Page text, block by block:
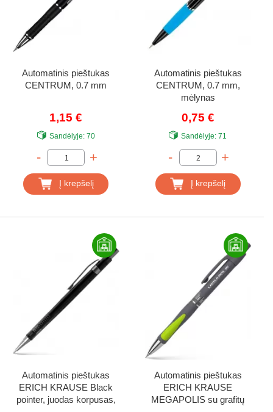
Automatinis pieštukas
CENTRUM, 0.7 mm
1,15 €
Sandėlyje:70
- +
Į krepšelį
Automatinis pieštukas
CENTRUM, 0.7 mm,
mėlynas
0,75 €
Sandėlyje: 71
- +
Į krepšelį
Automatinis pieštukas
ERICH KRAUSE Black
pointer, juodas korpusas,
Automatinis pieštukas
ERICH KRAUSE
MEGAPOLIS su grafitų